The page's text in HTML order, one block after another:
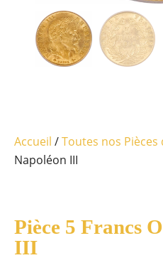
Accueil /Toutes nos Pièces
Napoléon III
Pièce 5 Francs
III